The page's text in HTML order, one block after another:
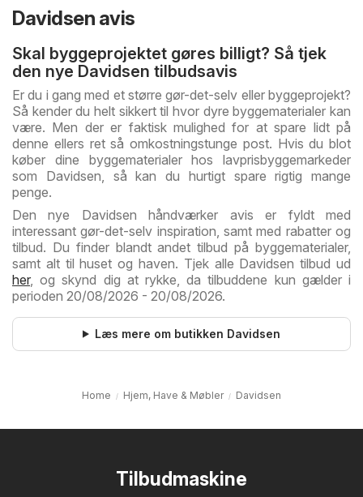
Davidsen avis
Skal byggeprojektet gøres billigt? Så tjek
den nye Davidsen tilbudsavis
Er du i gang med et større gør-det-selv eller byggeprojekt?
Så kender du helt sikkert til hvor dyre byggematerialer kan
være. Men der er faktisk mulighed for at spare lidt på
denne ellers ret så omkostningstunge post. Hvis du blot
køber dine byggematerialer hos lavprisbyggemarkeder
som Davidsen, så kan du hurtigt spare rigtig mange
penge.
Den nye Davidsen håndværker avis er fyldt med
interessant gør-det-selv inspiration, samt med rabatter og
tilbud. Du finder blandt andet tilbud på byggematerialer,
samt alt til huset og haven. Tjek alle Davidsen tilbud ud
her, og skynd dig at rykke, da tilbuddene kun gælder i
perioden 20/08/2026 - 20/08/2026.
Læs mere om butikken Davidsen
Home Hjem, Have & Møbler Davidsen
Tilbudmaskine